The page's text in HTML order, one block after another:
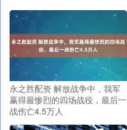
永之胜配资 解放战争中，我军
赢得最惨烈的四场战役，最后一
战伤亡4.5万人